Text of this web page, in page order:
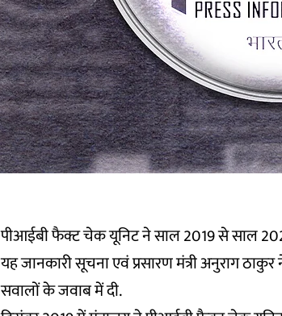
पीआईबी फैक्ट चेक यूनिट ने साल 2019 से साल
यह जानकारी सूचना एवं प्रसारण मंत्री अनुराग
सवालों के जवाब में दी.